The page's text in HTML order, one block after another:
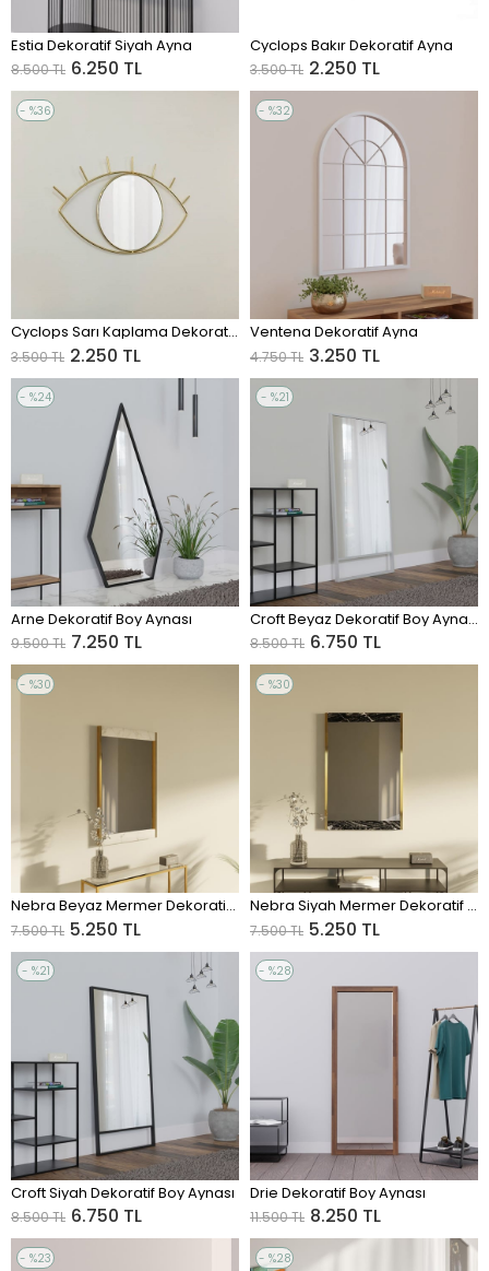
ADD TO CART
Estia Dekoratif Siyah Ayna
6.250 TL
8.500 TL
ADD TO CART
Cyclops Bakır Dekoratif Ayna
2.250 TL
3.500 TL
ADD TO CART
%36
Cyclops Sarı Kaplama Dekoratif Ayna
2.250 TL
3.500 TL
ADD TO CART
%32
Ventena Dekoratif Ayna
3.250 TL
4.750 TL
ADD TO CART
%24
Arne Dekoratif Boy Aynası
7.250 TL
9.500 TL
ADD TO CART
%21
Croft Beyaz Dekoratif Boy Aynası
6.750 TL
8.500 TL
ADD TO CART
%30
Nebra Beyaz Mermer Dekoratif Ayna
5.250 TL
7.500 TL
ADD TO CART
%30
Nebra Siyah Mermer Dekoratif Ayna
5.250 TL
7.500 TL
ADD TO CART
%21
Croft Siyah Dekoratif Boy Aynası
6.750 TL
8.500 TL
ADD TO CART
%28
Drie Dekoratif Boy Aynası
8.250 TL
11.500 TL
%23 %28